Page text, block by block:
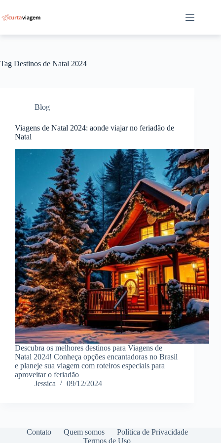
para
o
Tag Destinos de Natal 2024
Blog
Viagens de Natal 2024: aonde viajar no feriadão de
Natal
Descubra os melhores destinos para Viagens de
Natal 2024! Conheça opções encantadoras no Brasil
e planeje sua viagem com roteiros especiais para
aproveitar o feriadão
Jessica
09/12/2024
Contato Quem somos
Política de Privacidade
Termos de Uso